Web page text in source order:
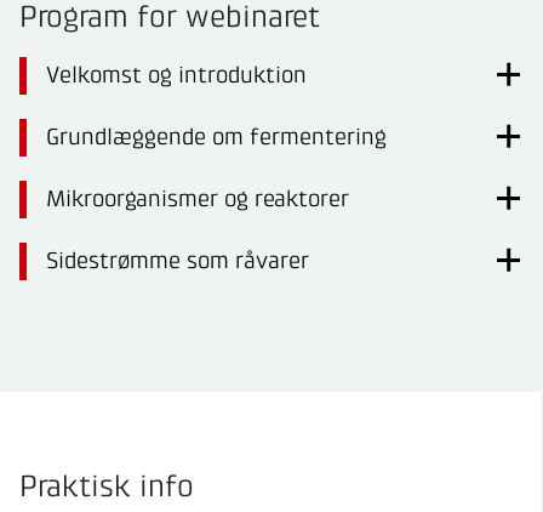
Program for webinaret
Velkomst og introduktion
Grundlæggende om fermentering
Mikroorganismer og reaktorer
Sidestrømme som råvarer
Praktisk info